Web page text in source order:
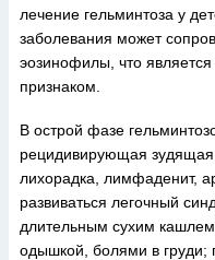
лечение гельминтоза у
заболевания может
эозинофилы, что
признаком.
В острой фазе
рецидивирующая зудящая
лихорадка, лимфаденит,
развиваться легочный
длительным сухим
одышкой, болями в груди;